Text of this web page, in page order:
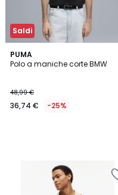
Saldi
PUMA
Polo a maniche corte BMW
48,99 €
36,74 € -25%